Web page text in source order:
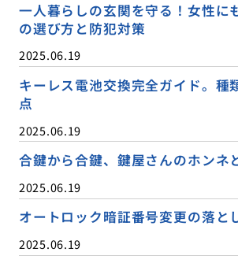
一人暮らしの玄関を守る！女性に
の選び方と防犯対策
2025.06.19
キーレス電池交換完全ガイド。種
点
2025.06.19
合鍵から合鍵、鍵屋さんのホンネ
2025.06.19
オートロック暗証番号変更の落と
2025.06.19